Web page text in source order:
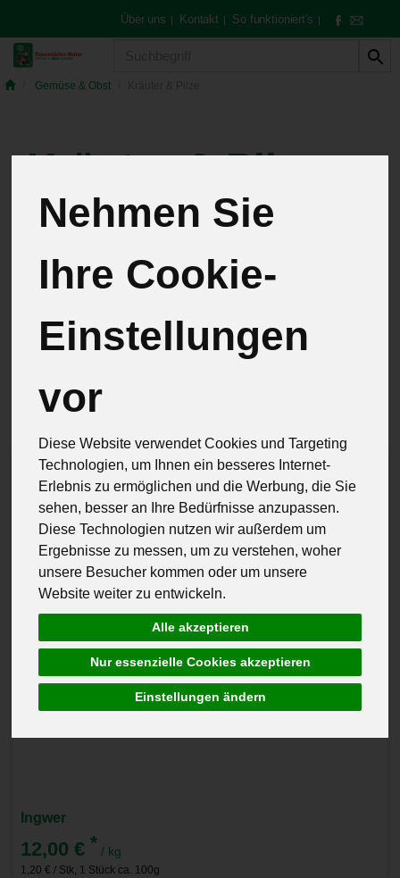
Nehmen Sie
Ihre Cookie-
Einstellungen
vor
Diese Website verwendet Cookies und Targeting
Technologien, um Ihnen ein besseres Internet-
Erlebnis zu ermöglichen und die Werbung, die Sie
sehen, besser an Ihre Bedürfnisse anzupassen.
Diese Technologien nutzen wir außerdem um
Ergebnisse zu messen, um zu verstehen, woher
unsere Besucher kommen oder um unsere
Website weiter zu entwickeln.
Alle akzeptieren
Nur essenzielle Cookies akzeptieren
Einstellungen ändern
Über uns | Kontakt | So funktioniert's |
Gemüse & Obst
Kräuter & Pilze
7 von 259
12
Ingwer
12,00 € * / kg
1,20 € / Stk, 1 Stück ca. 100g